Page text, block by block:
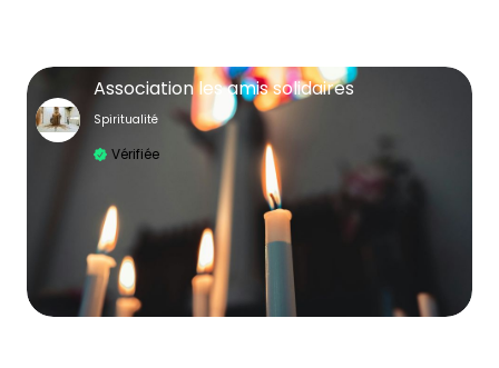
Association les amis solidaires
Spiritualité
Vérifiée